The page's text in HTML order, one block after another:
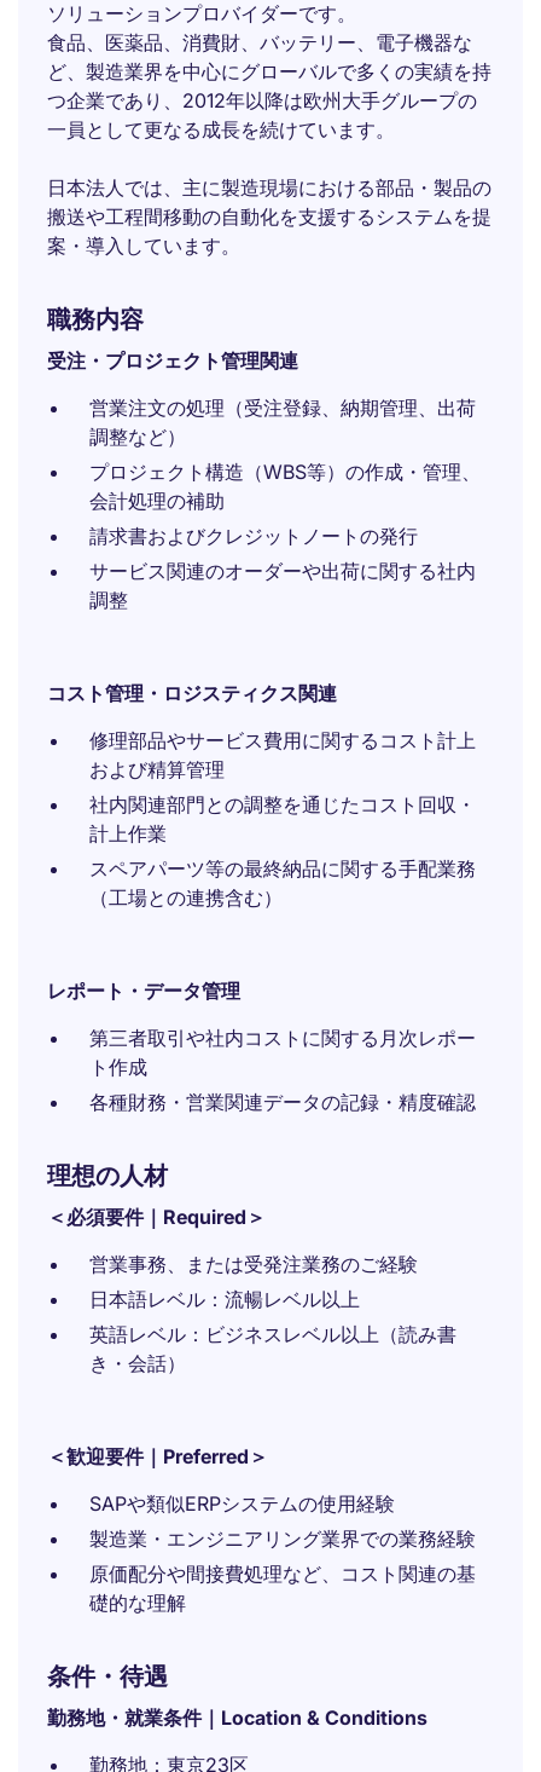
ソリューションプロバイダーです。
食品、医薬品、消費財、バッテリー、電子機器な
ど、製造業界を中心にグローバルで多くの実績を持
つ企業であり、2012年以降は欧州大手グループの
一員として更なる成長を続けています。
日本法人では、主に製造現場における部品・製品の
搬送や工程間移動の自動化を支援するシステムを提
案・導入しています。
職務内容
受注・プロジェクト管理関連
営業注文の処理（受注登録、納期管理、出荷
調整など）
プロジェクト構造（WBS等）の作成・管理、
会計処理の補助
請求書およびクレジットノートの発行
サービス関連のオーダーや出荷に関する社内
調整
コスト管理・ロジスティクス関連
修理部品やサービス費用に関するコスト計上
および精算管理
社内関連部門との調整を通じたコスト回収・
計上作業
スペアパーツ等の最終納品に関する手配業務
（工場との連携含む）
レポート・データ管理
第三者取引や社内コストに関する月次レポー
ト作成
各種財務・営業関連データの記録・精度確認
理想の人材
＜必須要件｜Required＞
営業事務、または受発注業務のご経験
日本語レベル：流暢レベル以上
英語レベル：ビジネスレベル以上（読み書
き・会話）
＜歓迎要件｜Preferred＞
SAPや類似ERPシステムの使用経験
製造業・エンジニアリング業界での業務経験
原価配分や間接費処理など、コスト関連の基
礎的な理解
条件・待遇
勤務地・就業条件｜Location & Conditions
勤務地：東京23区